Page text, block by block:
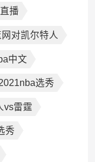
播
对凯尔特人
中文
选秀
vs雷霆
秀